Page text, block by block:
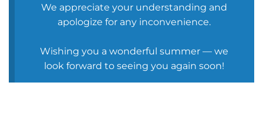
We appreciate your understanding and
apologize for any inconvenience.
Wishing you a wonderful summer — we
look forward to seeing you again soon!